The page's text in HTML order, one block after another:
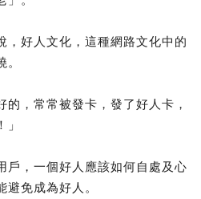
，好人文化，這種網路文化中的
的，常常被發卡，發了好人卡，
戶，一個好人應該如何自處及心
免成為好人。